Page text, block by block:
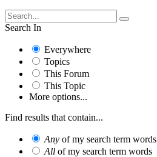
Search In
Everywhere
Topics
This Forum
This Topic
More options...
Find results that contain...
Any of my search term words
All of my search term words